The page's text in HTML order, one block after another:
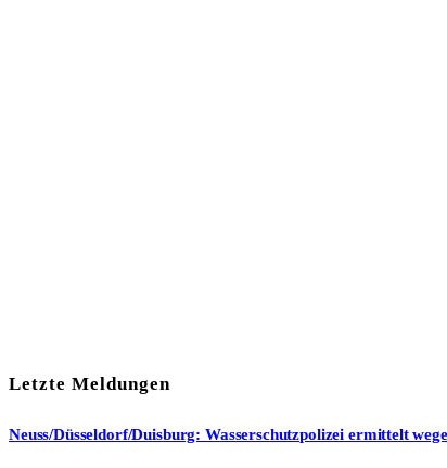
Letzte Meldungen
Neuss/Düsseldorf/Duisburg: Wasserschutzpolizei ermittelt